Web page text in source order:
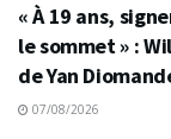
« À 19 ans,
le sommet » :
de Yan
07/08/2026